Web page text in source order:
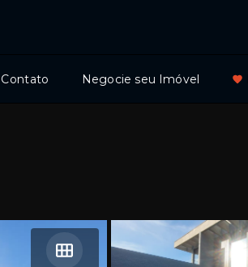
Contato Negocie seu Imóvel